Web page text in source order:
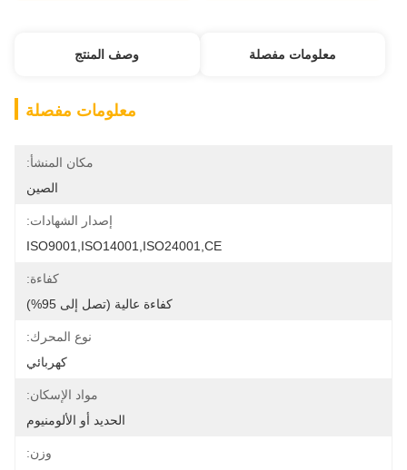
معلومات مفصلة وصف المنتج
معلومات مفصلة
مكان المنشأ:
الصين
إصدار الشهادات:
ISO9001,ISO14001,ISO24001,CE
كفاءة:
كفاءة عالية (تصل إلى 95%)
نوع المحرك:
كهربائي
مواد الإسكان:
الحديد أو الألومنيوم
وزن: